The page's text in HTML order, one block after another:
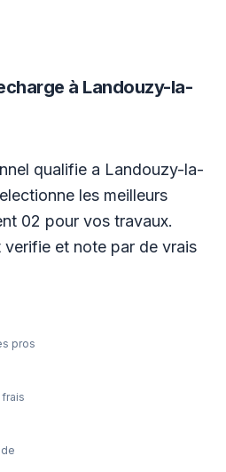
à Landouzy-la-
qualifie a Landouzy-la-
les meilleurs
02 pour vos travaux.
verifie et note par de vrais
pros